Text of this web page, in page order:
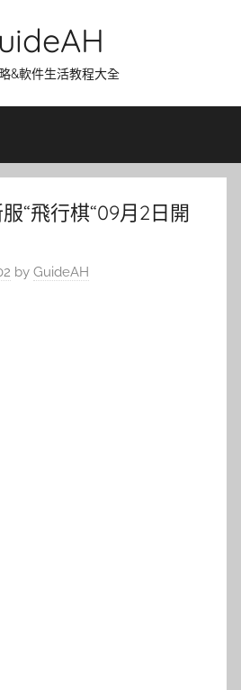
&軟件生活教程大全
“飛行棋“09月2日開
by GuideAH